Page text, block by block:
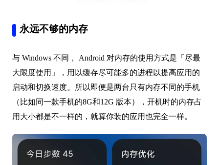
永远不够的内存
与 Windows 不同， Android 对内存的使用方式是「尽最
大限度使用」，用以缓存尽可能多的进程以提高应用的
启动和切换速度。所以即便是两台只有内存不同的手机
（比如同一款手机的8G和12G 版本），开机时的内存占
用大小都是不一样的，就算你装的应用也完全一样。